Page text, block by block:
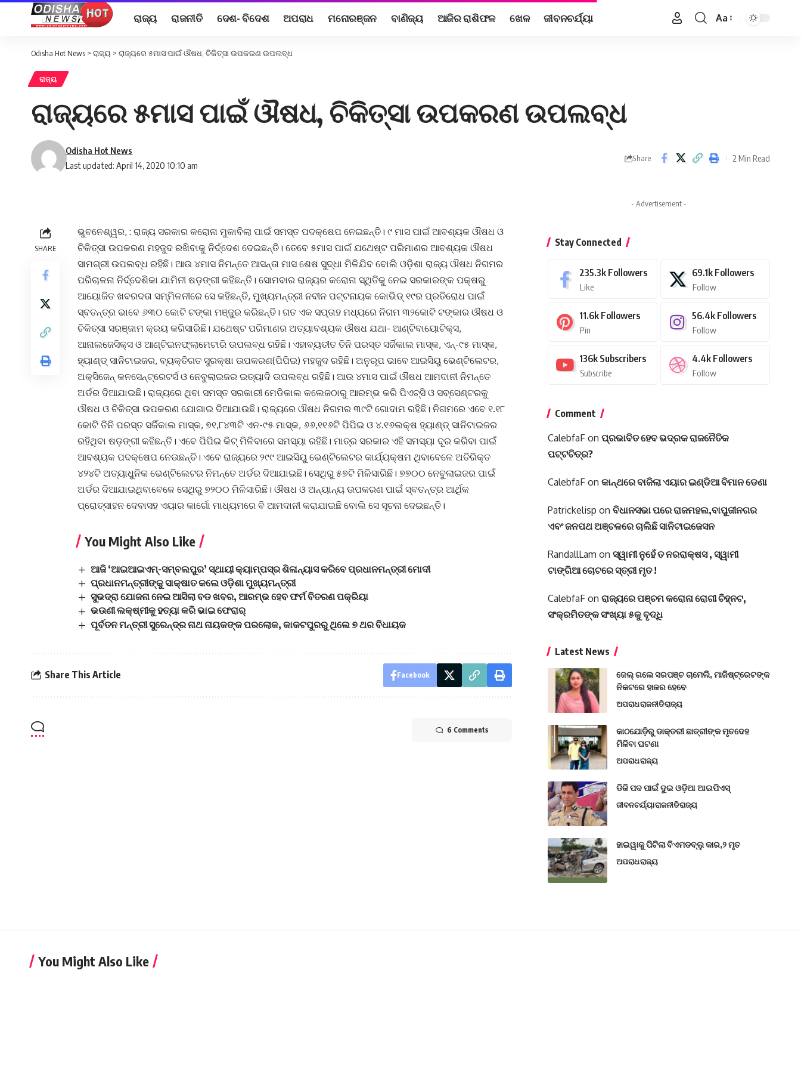
ରାଜ୍ୟ ରାଜନୀତି ଦେଶ- ବିଦେଶ ଅପରାଧ ମନୋରଞ୍ଜନ ବାଣିଜ୍ୟ ଆଜିର ରାଶିଫଳ ଖେଳ ଜୀବନଚର୍ଯ୍ୟା
Font
Aa
Odisha Hot News > ରାଜ୍ୟ > ରାଜ୍ୟରେ ୫ମାସ ପାଇଁ ଔଷଧ, ଚିକିତ୍ସା ଉପକରଣ ଉପଲବ୍ଧ
ରାଜ୍ୟ
ରାଜ୍ୟରେ ୫ମାସ ପାଇଁ ଔଷଧ, ଚିକିତ୍ସା ଉପକରଣ ଉପଲବ୍ଧ
Last updated: April 14, 2020 10:10 am
Odisha Hot News
Share 2 Min Read
SHARE
ଭୁବନେଶ୍ୱର, : ରାଜ୍ୟ ସରକାର କରୋନା ମୁକାବିଲା ପାଇଁ ସମସ୍ତ ପଦକ୍ଷେପ ନେଇଛନ୍ତି। ୯ ମାସ ପାଇଁ ଆବଶ୍ୟକ ଔଷଧ ଓ
ଚିକିତ୍ସା ଉପକରଣ ମହଜୁଦ ରଖିବାକୁ ନିର୍ଦ୍ଦେଶ ଦେଇଛନ୍ତି। ତେବେ ୫ମାସ ପାଇଁ ଯଥେଷ୍ଟ ପରିମାଣର ଆବଶ୍ୟକ ଔଷଧ
ସାମଗ୍ରୀ ଉପଲବ୍ଧ ରହିଛି। ଆଉ ୪ମାସ ନିମନ୍ତେ ଆସନ୍ତା ମାସ ଶେଷ ସୁଦ୍ଧା ମିଳିଯିବ ବୋଲି ଓଡ଼ିଶା ରାଜ୍ୟ ଔଷଧ ନିଗମର
ପରିଚାଳନା ନିର୍ଦ୍ଦେଶିକା ଯାମିନୀ ଷଡ଼ଙ୍ଗୀ କହିଛନ୍ତି। ସୋମବାର ରାଜ୍ୟର କରୋନା ସ୍ଥିତିକୁ ନେଇ ସରକାରଙ୍କ ପକ୍ଷରୁ
ଆୟୋଜିତ ଖବରଦତା ସମ୍ମିଳନୀରେ ସେ କହିଛନ୍ତି, ମୁଖ୍ୟମନ୍ତ୍ରୀ ନବୀନ ପଟ୍ଟନାୟକ କୋଭିଡ୍‌ ୧୯ର ପ୍ରତିରୋଧ ପାଇଁ
ସ୍ବତନ୍ତ୍ର ଭାବେ ୬୩୦ କୋଟି ଟଙ୍କା ମଞ୍ଜୁର କରିଛନ୍ତି। ଗତ ଏକ ସପ୍ତାହ ମଧ୍ୟରେ ନିଗମ ୩୨କୋଟି ଟଙ୍କାର ଔଷଧ ଓ
ଚିକିତ୍ସା ସରଞ୍ଜାମ କ୍ରୟ କରିସାରିଛି। ଯଥେଷ୍ଟ ପରିମାଣର ଅତ୍ୟାବଶ୍ୟକ ଔଷଧ ଯଥା- ଆଣ୍ଟିବାୟୋଟିକ୍ସ,
ଆନାଲଜେସିକ୍ସ ଓ ଆଣ୍ଟିଇନଫ୍ଲାମେଟାରି ଉପଲବ୍ଧ ରହିଛି। ଏହାବ୍ୟତୀତ ତିନି ପରସ୍ତ ସର୍ଜିକାଲ ମାସ୍କ, ଏନ୍‌-୯୫ ମାସ୍କ,
ହ୍ୟାଣ୍ଡ୍‌ ସାନିଟାଇଜର, ବ୍ୟକ୍ତିଗତ ସୁରକ୍ଷା ଉପକରଣ(ପିପିଇ) ମହଜୁଦ ରହିଛି। ଅନୁରୂପ ଭାବେ ଆଇସିୟୁ ଭେଣ୍ଟିଲେଟର,
ଅକ୍ସିଜେନ୍‌ କନସେନ୍‌ଟ୍ରେଟର୍ସ ଓ ନେବୁଲାଇଜର ଇତ୍ୟାଦି ଉପଲବ୍ଧ ରହିଛି। ଆଉ ୪ମାସ ପାଇଁ ଔଷଧ ଆମଦାନୀ ନିମନ୍ତେ
ଅର୍ଡର ଦିଆଯାଇଛି। ରାଜ୍ୟରେ ଥିବା ସମସ୍ତ ସରକାରୀ ମେଡିକାଲ କଲେଜଠାରୁ ଆରମ୍ଭ କରି ପିଏଚ୍‌ସି ଓ ସବ୍‌ସେଣ୍ଟରକୁ
ଔଷଧ ଓ ଚିକିତ୍ସା ଉପକରଣ ଯୋଗାଇ ଦିଆଯାଉଛି। ରାଜ୍ୟରେ ଔଷଧ ନିଗମର ୩୯ଟି ଗୋଦାମ ରହିଛି। ନିଗମରେ ଏବେ ୧.୧୮
କୋଟି ତିନି ପରସ୍ତ ସର୍ଜିକାଲ ମାସ୍କ, ୭୧,୮୪୩ଟି ଏନ-୯୫ ମାସ୍କ, ୬୬,୧୧୬ଟି ପିପିଇ ଓ ୪.୧୬ଲକ୍ଷ ହ୍ୟାଣ୍ଡ୍‌ ସାନିଟାଇଜର
ରହିଥିବା ଷଡ଼ଙ୍ଗୀ କହିଛନ୍ତି। ଏବେ ପିପିଇ କିଟ୍‌ ମିଳିବାରେ ସମସ୍ୟା ରହିଛି। ମାତ୍ର ସରକାର ଏହି ସମସ୍ୟା ଦୂର କରିବା ପାଇଁ
ଆବଶ୍ୟକ ପଦକ୍ଷେପ ନେଉଛନ୍ତି। ଏବେ ରାଜ୍ୟରେ ୨୯୯ ଆଇସିୟୁ ଭେଣ୍ଟିଲେଟର କାର୍ଯ୍ୟକ୍ଷମ ଥିବାବେଳେ ଅତିରିକ୍ତ
୪୨୪ଟି ଅତ୍ୟାଧୁନିକ ଭେଣ୍ଟିଲେଟର ନିମନ୍ତେ ଅର୍ଡର ଦିଆଯାଇଛି। ସେଥିରୁ ୫୭ଟି ମିଳିସାରିଛି। ୭୭୦୦ ନେବୁଲାଇଜର ପାଇଁ
ଅର୍ଡର ଦିଆଯାଇଥିବାବେଳେ ସେଥିରୁ ୭୨୦୦ ମିଳିସାରିଛି। ଔଷଧ ଓ ଅନ୍ୟାନ୍ୟ ଉପକରଣ ପାଇଁ ସ୍ବତନ୍ତ୍ର ଆର୍ଥିକ
ପ୍ରୋତ୍ସାହନ ଦେବାସହ ଏୟାର କାର୍ଗୋ ମାଧ୍ୟମରେ ବି ଆମଦାନୀ କରାଯାଇଛି ବୋଲି ସେ ସୂଚନା ଦେଇଛନ୍ତି।
You Might Also Like
ଆଜି ‘ଆଇଆଇଏମ୍‌-ସମ୍ବଲପୁର’ ସ୍ଥାୟୀ କ୍ୟାମ୍ପସ୍‌ର ଶିଳାନ୍ୟାସ କରିବେ ପ୍ରଧାନମନ୍ତ୍ରୀ ମୋଦୀ
ପ୍ରଧାନମନ୍ତ୍ରୀଙ୍କୁ ସାକ୍ଷାତ କଲେ ଓଡ଼ିଶା ମୁଖ୍ୟମନ୍ତ୍ରୀ
ସୁଭଦ୍ରା ଯୋଜନା ନେଇ ଆସିଲା ବଡ ଖବର, ଆରମ୍ଭ ହେବ ଫର୍ମ ବିତରଣ ପକ୍ରିୟା
ଭଉଣୀ ଲକ୍ଷ୍ମୀକୁ ହତ୍ୟା କରି ଭାଇ ଫେରାର୍
ପୂର୍ବତନ ମନ୍ତ୍ରୀ ସୁରେନ୍ଦ୍ର ନାଥ ନାୟକଙ୍କ ପରଲୋକ, କାକଟପୁରରୁ ଥିଲେ ୭ ଥର ବିଧାୟକ
Share This Article Facebook
6 Comments
- Advertisement -
Stay Connected
235.3k Followers
Like
69.1k Followers
Follow
11.6k Followers
Pin
56.4k Followers
Follow
136k Subscribers
Subscribe
4.4k Followers
Follow
Comment
CalebfaFon ପ୍ରଭାବିତ ହେବ ଭଦ୍ରକ ରାଜନୈତିକ
ପଟ୍ଟଚିତ୍ର?
CalebfaFon କାନ୍ଥରେ ବାଜିଲା ଏୟାର ଇଣ୍ଡିଆ ବିମାନ ଡେଣା
Patrickelisp on ବିଧାନସଭା ପରେ ରାଜମହଲ,ବାପୁଜୀନଗର
ଏବଂ ଜନପଥ ଅଞ୍ଚଳରେ ଚାଲିଛି ସାନିଟାଇଜେସନ
RandallLam on ସ୍ୱାମୀ ନୁହେଁ ତ ନରରାକ୍ଷସ , ସ୍ୱାମୀ
ଟାଙ୍ଗିଆ ଚୋଟରେ ସ୍ତ୍ରୀ ମୃତ !
CalebfaFon ରାଜ୍ୟରେ ପଞ୍ଚମ କରୋନା ରୋଗୀ ଚିହ୍ନଟ,
ସଂକ୍ରମିତଙ୍କ ସଂଖ୍ୟା ୫କୁ ବୃଦ୍ଧି
Latest News
ଜେଲ୍ ଗଲେ ସରପଞ୍ଚ ଚାମେଲି, ମାଜିଷ୍ଟ୍ରେଟଙ୍କ
ନିକଟରେ ହାଜର ହେବେ
ଅପରାଧରାଜନୀତିରାଜ୍ୟ
କାଠଯୋଡ଼ିରୁ ଡାକ୍ତରୀ ଛାତ୍ରୀଙ୍କ ମୃତଦେହ
ମିଳିବା ଘଟଣା
ଅପରାଧରାଜ୍ୟ
ଡିଜି ପଦ ପାଇଁ ଦୁଇ ଓଡ଼ିଆ ଆଇପିଏସ୍
ଜୀବନଚର୍ଯ୍ୟାରାଜନୀତିରାଜ୍ୟ
ହାଇୱାକୁ ପିଟିଲା ବିଏମଡବ୍ଲୁ କାର,୨ ମୃତ
ଅପରାଧରାଜ୍ୟ
You Might Also Like